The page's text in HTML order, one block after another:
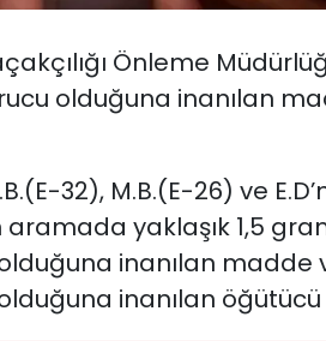
Önleme
olduğuna inanılan
32), M.B.(E-26) ve
aramada yaklaşık 1,5
inanılan madde
inanılan